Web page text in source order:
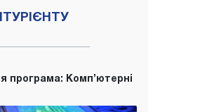
програма: Комп’ютерні